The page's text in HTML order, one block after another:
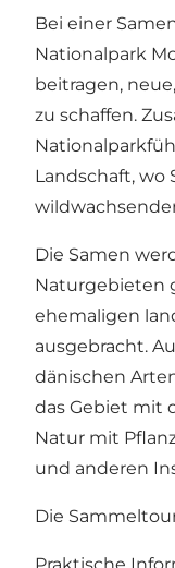
Bei einer
Nationalpark
beitragen,
zu schaffen.
Landschaft, wo
Die Samen
Naturgebieten
ehemaligen
ausgebracht.
dänischen
das Gebiet mit
Natur mit
und anderen
Die
Praktische